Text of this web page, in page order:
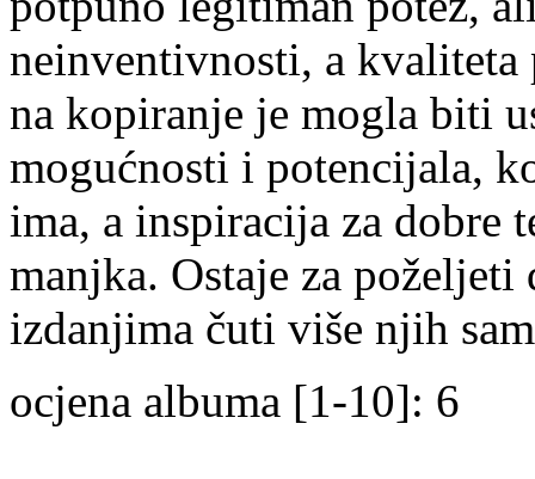
neinventivnosti, a kvaliteta
na kopiranje je mogla biti
mogućnosti i potencijala,
ima, a inspiracija za dobre
manjka. Ostaje za
izdanjima čuti više njih
ocjena albuma [1-10]: 6